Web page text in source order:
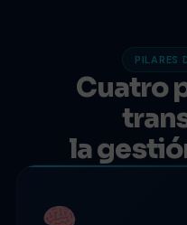
PILARES
Cuatro
la